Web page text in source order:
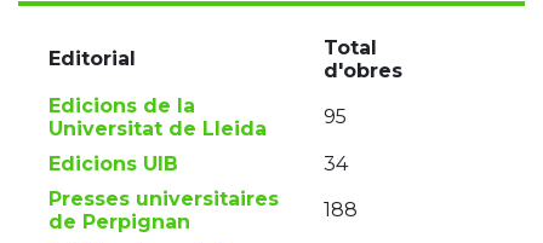
Editorial
Total
d'obres
Edicions de la
Universitat de Lleida
95
Edicions UIB
34
Presses universitaires
de Perpignan
188